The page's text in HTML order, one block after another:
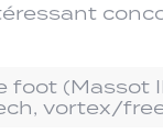
foot (Massot
vortex/